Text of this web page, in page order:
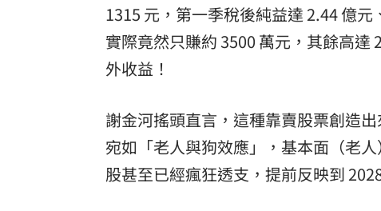
1315 元，第一季稅後純益達 2.44 億
實際竟然只賺約 3500 萬元，其餘高
外收益！
謝金河搖頭直言，這種靠賣股票創造
宛如「老人與狗效應」，基本面（老
股甚至已經瘋狂透支，提前反映到